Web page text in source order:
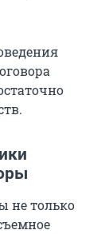
не только